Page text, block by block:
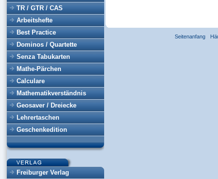
TR / GTR / CAS
Arbeitshefte
Best Practice
Dominos / Quartette
Senza Tabukarten
Mathe-Pärchen
Calculare
Mathematikverständnis
Geosaver / Dreiecke
Lehrertaschen
Geschenkedition
Freiburger Verlag
Seitenanfang